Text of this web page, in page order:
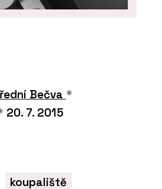
KOVÁNÍBečva *
20. 7. 2015
koupaliště